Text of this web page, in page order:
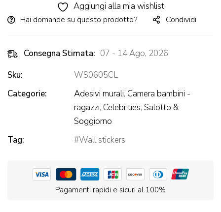
Aggiungi alla mia wishlist
Hai domande su questo prodotto? Condividi
Consegna Stimata: 07 - 14 Ago, 2026
Sku:
WS0605CL
Categorie:
Adesivi murali, Camera bambini -
ragazzi, Celebrities, Salotto &
Soggiorno
Tag:
Wall stickers
Pagamenti rapidi e sicuri al 100%